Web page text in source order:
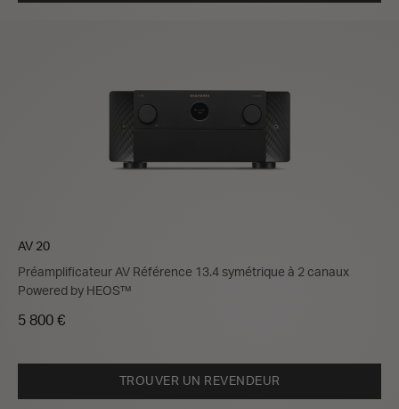
AV 20
Préamplificateur AV Référence 13.4 symétrique à 2 canaux
Powered by HEOS™
5 800 €
TROUVER UN REVENDEUR